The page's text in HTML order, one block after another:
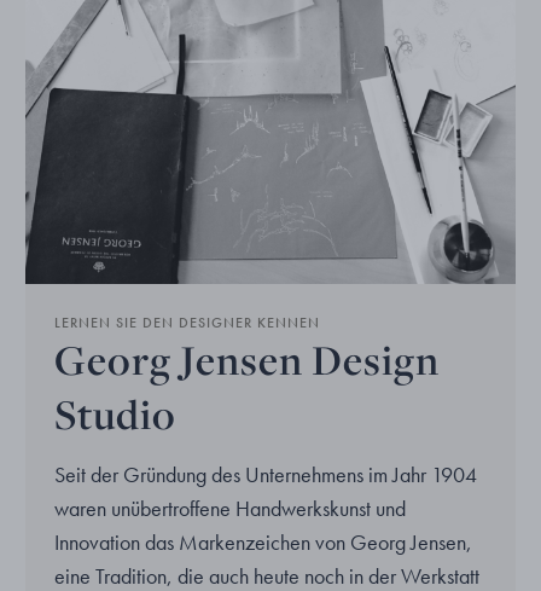
LERNEN SIE DEN DESIGNER KENNEN
Georg Jensen Design
Studio
Seit der Gründung des Unternehmens im Jahr 1904
waren unübertroffene Handwerkskunst und
Innovation das Markenzeichen von Georg Jensen,
eine Tradition, die auch heute noch in der Werkstatt